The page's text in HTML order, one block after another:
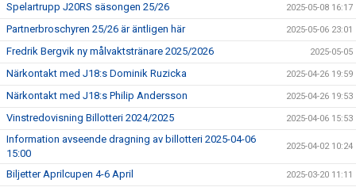
Spelartrupp J20RS säsongen 25/26 2025-05-08 16:17
Partnerbroschyren 25/26 är äntligen här 2025-05-06 23:01
Fredrik Bergvik ny målvaktstränare 2025/2026 2025-05-05
Närkontakt med J18:s Dominik Ruzicka 2025-04-26 19:59
Närkontakt med J18:s Philip Andersson 2025-04-26 19:53
Vinstredovisning Billotteri 2024/2025 2025-04-06 15:53
Information avseende dragning av billotteri 2025-04-06
15:00
2025-04-02 10:24
Biljetter Aprilcupen 4-6 April 2025-03-20 11:11